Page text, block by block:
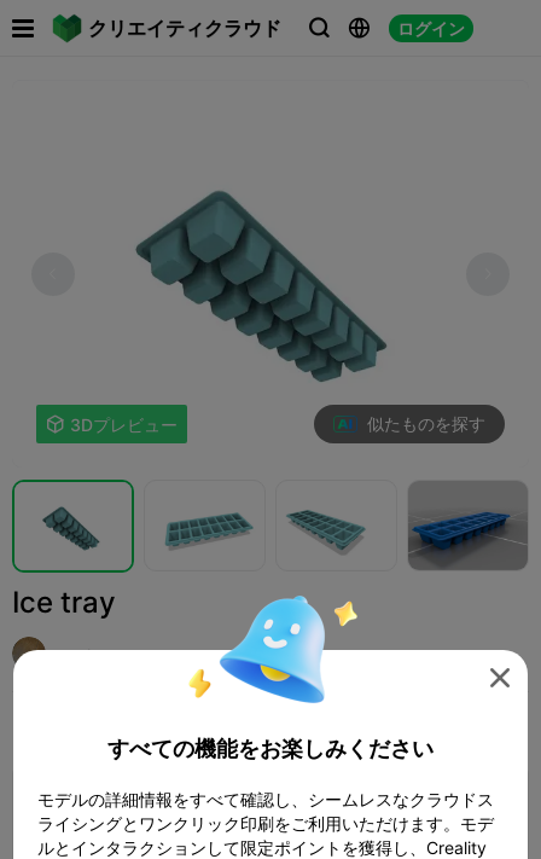
クリエイティクラウド   ログイン
 3Dプレビュー 似たものを探す
Ice tray
nookeaw
 印刷設定を追加
さらにポイントを獲得

すべての機能をお楽しみください
モデルの詳細情報をすべて確認し、シームレスなクラウドス
ライシングとワンクリック印刷をご利用いただけます。モデ
ルとインタラクションして限定ポイントを獲得し、Creality